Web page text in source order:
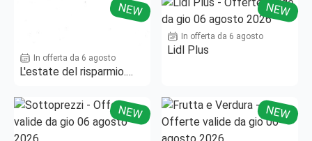
NEW
In offerta da 6 agosto
L'estate del risparmio.
NEW
In offerta da 6 agosto
Lidl Plus
NEW NEW